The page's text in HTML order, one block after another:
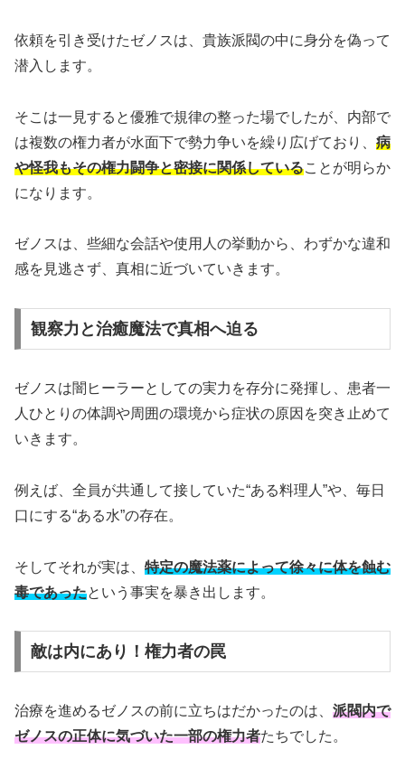
依頼を引き受けたゼノスは、貴族派閥の中に身分を偽って
潜入します。
そこは一見すると優雅で規律の整った場でしたが、内部で
は複数の権力者が水面下で勢力争いを繰り広げており、 病
や怪我もその権力闘争と密接に関係していることが明らか
になります。
ゼノスは、些細な会話や使用人の挙動から、わずかな違和
感を見逃さず、真相に近づいていきます。
観察力と治癒魔法で真相へ迫る
ゼノスは闇ヒーラーとしての実力を存分に発揮し、患者一
人ひとりの体調や周囲の環境から症状の原因を突き止めて
いきます。
例えば、全員が共通して接していた“ある料理人”や、毎日
口にする“ある水”の存在。
そしてそれが実は、 特定の魔法薬によって徐々に体を蝕む
毒であったという事実を暴き出します。
敵は内にあり！権力者の罠
治療を進めるゼノスの前に立ちはだかったのは、 派閥内で
ゼノスの正体に気づいた一部の権力者たちでした。